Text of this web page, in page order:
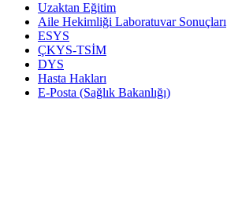
Uzaktan Eğitim
Aile Hekimliği Laboratuvar Sonuçları
ESYS
ÇKYS-TSİM
DYS
Hasta Hakları
E-Posta (Sağlık Bakanlığı)